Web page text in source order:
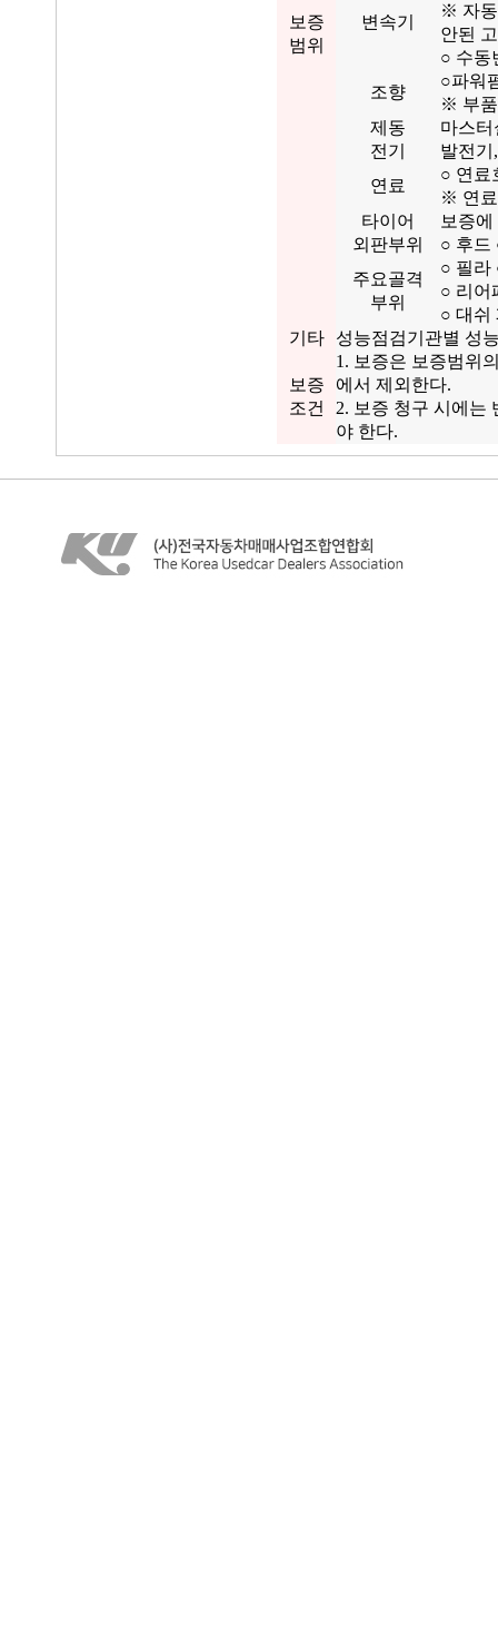
보증
범위
변속기
※ 자동
안된
○ 수동
조향
○파워
※ 부품
제동
마스터
전기
발전기
연료
○ 연료
※ 연료
타이어
보증
외판부위
○ 후드
주요골격
부위
○ 필라
○ 리어
○ 대쉬
기타
성능점검기관별 성
보증
조건
1. 보증은 보증범위
에서 제외한다.
2. 보증 청구 시에는
야 한다.